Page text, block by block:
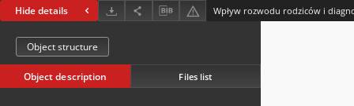
Hide details
Object structure
Object description Files list